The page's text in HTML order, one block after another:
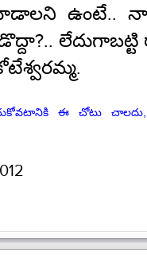
ఉంటే..
లేదుగాబట్టి
ఈ చోటు